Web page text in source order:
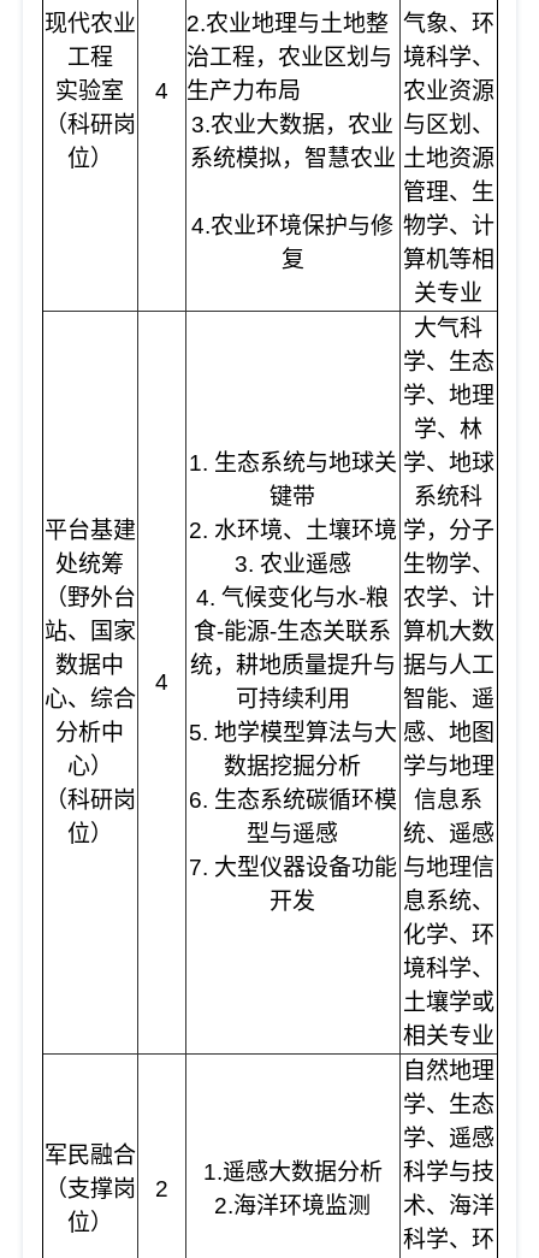
现代农业
工程
实验室
（科研岗
位）
4
2.农业地理与土地整
治工程，农业区划与
生产力布局
3.农业大数据，农业
系统模拟，智慧农业
4.农业环境保护与修
复
气象、环
境科学、
农业资源
与区划、
土地资源
管理、生
物学、计
算机等相
关专业
平台基建
处统筹
（野外台
站、国家
数据中
心、综合
分析中
心）
（科研岗
位）
4
1. 生态系统与地球关
键带
2. 水环境、土壤环境
3. 农业遥感
4. 气候变化与水-粮
食-能源-生态关联系
统，耕地质量提升与
可持续利用
5. 地学模型算法与大
数据挖掘分析
6. 生态系统碳循环模
型与遥感
7. 大型仪器设备功能
开发
大气科
学、生态
学、地理
学、林
学、地球
系统科
学，分子
生物学、
农学、计
算机大数
据与人工
智能、遥
感、地图
学与地理
信息系
统、遥感
与地理信
息系统、
化学、环
境科学、
土壤学或
相关专业
军民融合
（支撑岗
位）
2
1.遥感大数据分析
2.海洋环境监测
自然地理
学、生态
学、遥感
科学与技
术、海洋
科学、环